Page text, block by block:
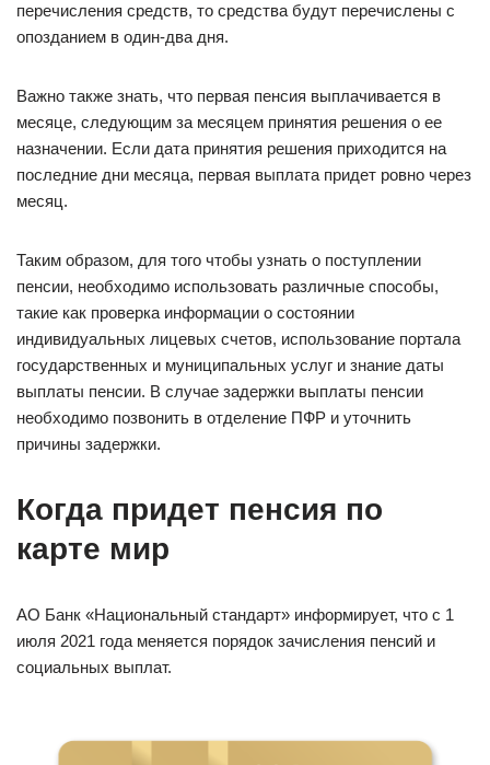
перечисления средств, то средства будут перечислены с
опозданием в один-два дня.
Важно также знать, что первая пенсия выплачивается в
месяце, следующим за месяцем принятия решения о ее
назначении. Если дата принятия решения приходится на
последние дни месяца, первая выплата придет ровно через
месяц.
Таким образом, для того чтобы узнать о поступлении
пенсии, необходимо использовать различные способы,
такие как проверка информации о состоянии
индивидуальных лицевых счетов, использование портала
государственных и муниципальных услуг и знание даты
выплаты пенсии. В случае задержки выплаты пенсии
необходимо позвонить в отделение ПФР и уточнить
причины задержки.
Когда придет пенсия по
карте мир
АО Банк «Национальный стандарт» информирует, что с 1
июля 2021 года меняется порядок зачисления пенсий и
социальных выплат.